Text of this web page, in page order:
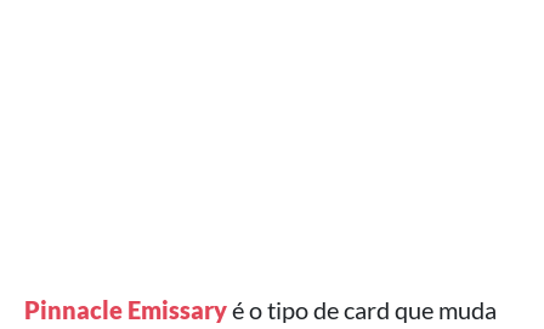
Pinnacle Emissaryé o tipo de card que muda